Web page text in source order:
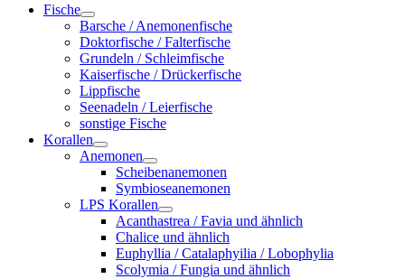
Fische
Barsche / Anemonenfische
Doktorfische / Falterfische
Grundeln / Schleimfische
Kaiserfische / Drückerfische
Lippfische
Seenadeln / Leierfische
sonstige Fische
Korallen
Anemonen
Scheibenanemonen
Symbioseanemonen
LPS Korallen
Acanthastrea / Favia und ähnlich
Chalice und ähnlich
Euphyllia / Catalaphyilia / Lobophylia
Scolymia / Fungia und ähnlich